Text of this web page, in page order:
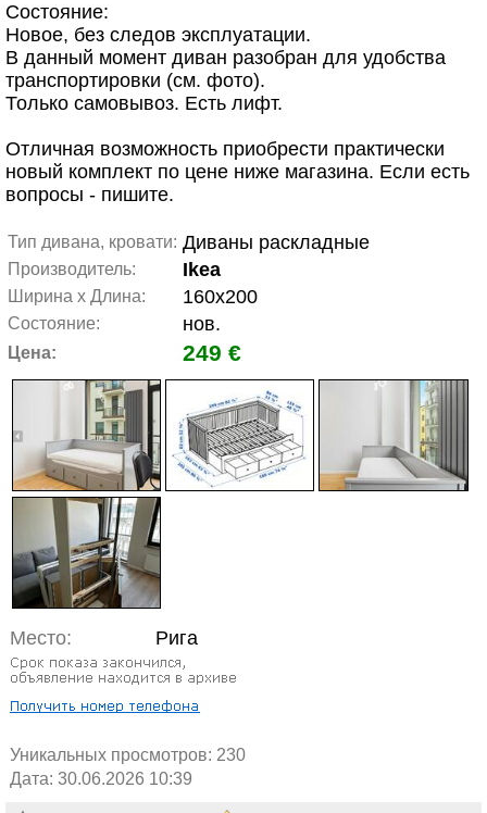
Состояние:
Новое, без следов эксплуатации.
В данный момент диван разобран для удобства
транспортировки (см. фото).
Только самовывоз. Есть лифт.
Отличная возможность приобрести практически
новый комплект по цене ниже магазина. Если есть
вопросы - пишите.
Тип дивана, кровати: Диваны раскладные
Производитель: Ikea
Ширина x Длина: 160x200
Состояние: нов.
Цена: 249 €
Место: Рига
Уникальных просмотров: 230
Дата: 30.06.2026 10:39